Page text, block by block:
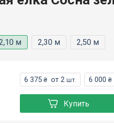
м 2,30 м 2,50 м
6 375 ₴ от 2 шт. 6 000 ₴
Купить